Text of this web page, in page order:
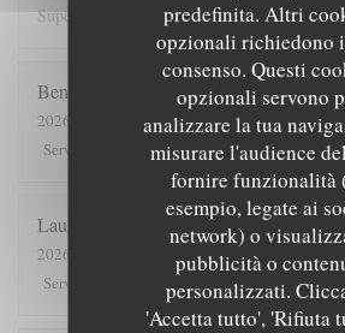
predefinita. Altri
opzionali richiedono
consenso. Questi
opzionali servono
analizzare la tua
misurare l'audience
fornire funzionalità
esempio, legate ai
network) o
pubblicità o
personalizzati.
'Accetta tutto', 'Rifiuta
Super dîner plein de saveurs.Cuisine
Benedicte
2026-08-04
- 20:00 - Ospiti 3
Servizio
Atmosfera:5 /5 Cucina:5/5
Laurence
2026-08-08
- 19:30 - Ospiti 2
Servizio
Atmosfera /5 Cucina :5/5